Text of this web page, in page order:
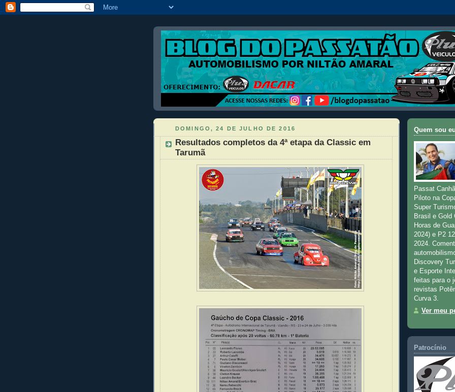
DOMINGO, 24 DE JULHO DE 2016
Resultados completos da 4ª etapa da Classic em
Tarumã
Quem sou
Passat
Piloto na
Super
Brasil e
Horas de
2024) e P2
2024.
Discovery
e Esporte
feitas para o
revistas
Curva 3.
Ver meu
Patrocínio